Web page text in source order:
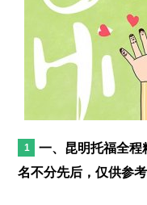
一、昆明托福全
名不分先后，仅供参考